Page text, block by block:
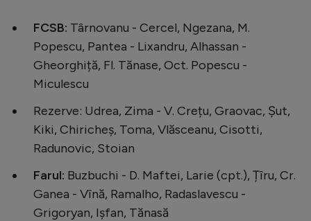
Auto
Rugby
Alte sporturi
JO 2024
JO 2026
FCSB: Târnovanu - Cercel, Ngezana, M.
Popescu, Pantea - Lixandru, Alhassan -
Gheorghiță, Fl. Tănase, Oct. Popescu -
Miculescu
Rezerve: Udrea, Zima - V. Crețu, Graovac, Șut,
Kiki, Chiricheș, Toma, Vlăsceanu, Cisotti,
Radunovic, Stoian
Farul: Buzbuchi - D. Maftei, Larie (cpt.), Țîru, Cr.
Ganea - Vînă, Ramalho, Radaslavescu -
Grigoryan, Ișfan, Tănasă